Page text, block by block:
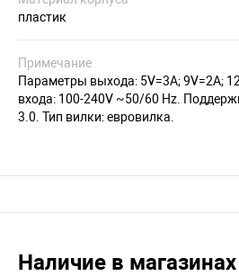
пластик
Примечание
Параметры выхода: 5V=3A; 9V=2A;
входа: 100-240V ~50/60 Hz.
3.0. Тип вилки: евровилка.
Наличие в магазинах